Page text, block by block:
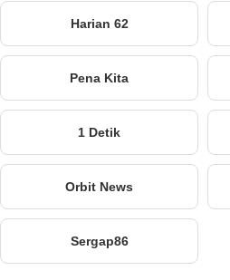
Harian 62
Pena Kita
1 Detik
Orbit News
Sergap86